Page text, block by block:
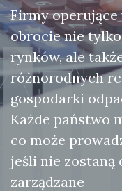
Firmy
obrocie nie
rynków, ale
różnorodnych
gospodarki
Każde państwo
co może
jeśli nie zostaną
zarządzane